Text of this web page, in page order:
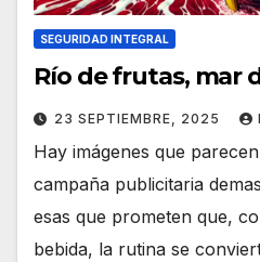
SEGURIDAD INTEGRAL
Río de frutas, mar
23 SEPTIEMBRE, 2025
Hay imágenes que
campaña publicitaria
esas que prometen que,
bebida, la rutina se